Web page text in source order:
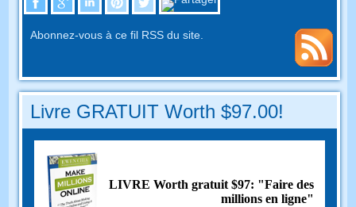
Abonnez-vous à ce fil RSS du site.
Livre GRATUIT Worth $97.00!
LIVRE Worth gratuit $97: "Faire des
millions en ligne"